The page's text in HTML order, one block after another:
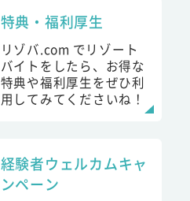
特典・福利厚生
リゾバ.com でリゾート
バイトをしたら、お得な
特典や福利厚生をぜひ利
用してみてくださいね！
経験者ウェルカムキャ
ンペーン